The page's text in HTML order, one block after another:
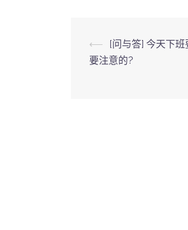
Post
⟵
[问与答] 今天下
要注意的?